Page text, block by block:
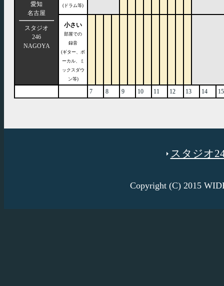
愛知
名古屋
スタジオ
246
NAGOYA
(ドラム等)
小さい
部屋での
録音
(ギター、ボ
ーカル、ミ
ックスダウ
ン等)
7 8 9 10 11 12 13 14 15
スタジオ
Copyright (C) 2015